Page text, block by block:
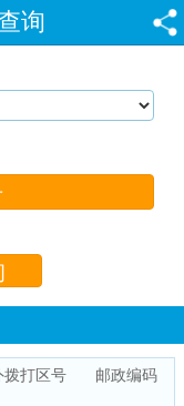
询
拨打区号 邮政编码